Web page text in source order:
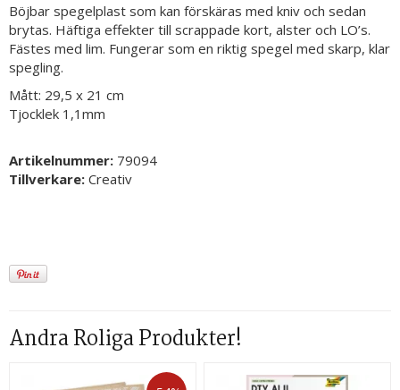
Böjbar spegelplast som kan förskäras med kniv och sedan
brytas. Häftiga effekter till scrappade kort, alster och LO’s.
Fästes med lim. Fungerar som en riktig spegel med skarp, klar
spegling.
Mått: 29,5 x 21 cm
Tjocklek 1,1mm
Artikelnummer: 79094
Tillverkare: Creativ
Andra Roliga Produkter!